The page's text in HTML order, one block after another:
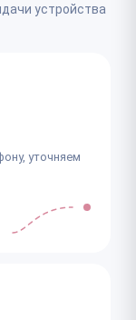
устройства
уточняем